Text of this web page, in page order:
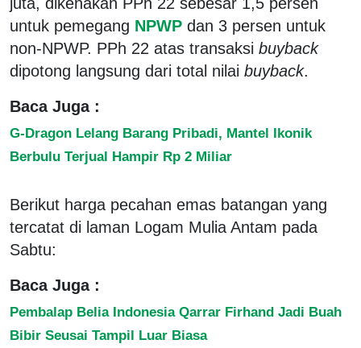
untuk pemegang NPWP dan 3 persen untuk
non-NPWP. PPh 22 atas transaksi buyback
dipotong langsung dari total nilai buyback.
Baca Juga :
G-Dragon Lelang Barang Pribadi, Mantel Ikonik
Berbulu Terjual Hampir Rp 2 Miliar
Berikut harga pecahan emas batangan yang
tercatat di laman Logam Mulia Antam pada
Sabtu:
Baca Juga :
Pembalap Belia Indonesia Qarrar Firhand Jadi Buah
Bibir Seusai Tampil Luar Biasa